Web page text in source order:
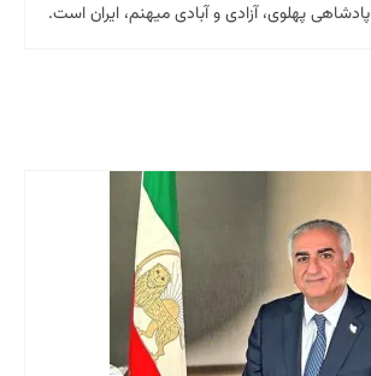
پادشاهی پهلوی، آزادی و آبادی میهنم، ایران است.